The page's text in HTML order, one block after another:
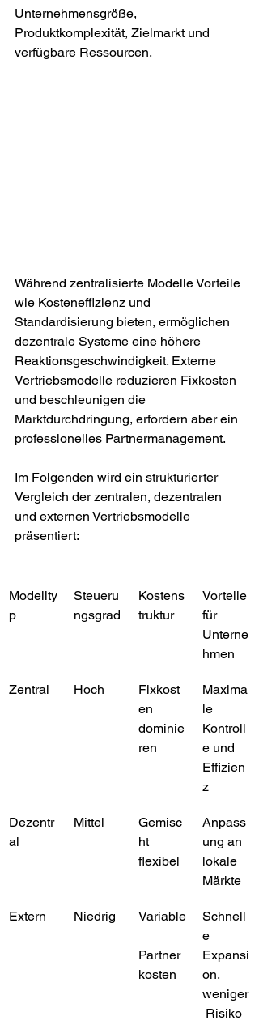
Unternehmensgröße,
Produktkomplexität, Zielmarkt und
verfügbare Ressourcen.
Während zentralisierte Modelle Vorteile
wie Kosteneffizienz und
Standardisierung bieten, ermöglichen
dezentrale Systeme eine höhere
Reaktionsgeschwindigkeit. Externe
Vertriebsmodelle reduzieren Fixkosten
und beschleunigen die
Marktdurchdringung, erfordern aber ein
professionelles Partnermanagement.
Im Folgenden wird ein strukturierter
Vergleich der zentralen, dezentralen
und externen Vertriebsmodelle
präsentiert:
Modellty
p
Steueru
ngsgrad
Kostens
truktur
Vorteile
für
Unterne
hmen
Zentral Hoch
Fixkost
en
dominie
ren
Maxima
le
Kontroll
e und
Effizien
z
Dezentr
al
Mittel
Gemisc
ht
flexibel
Anpass
ung an
lokale
Märkte
Extern Niedrig Variable
Partner
kosten
Schnell
e
Expansi
on,
weniger
Risiko